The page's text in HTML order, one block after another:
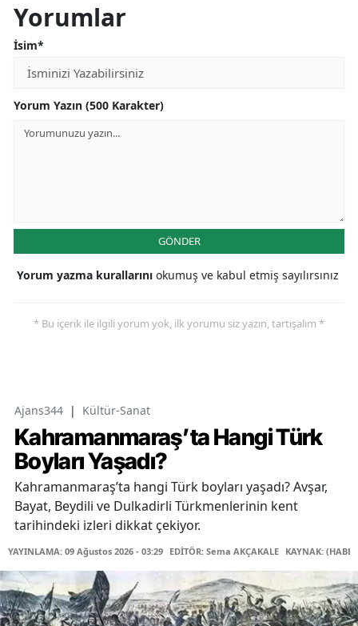
Yorumlar
İsim*
Yorum Yazın (500 Karakter)
GÖNDER
Yorum yazma kurallarını okumuş ve kabul etmiş sayılırsınız
* Bu içerik ile ilgili yorum yok, ilk yorumu siz yazın, tartışalım *
Ajans344 | Kültür-Sanat
Kahramanmaraş’ta Hangi Türk
Boyları Yaşadı?
Kahramanmaraş’ta hangi Türk boyları yaşadı? Avşar,
Bayat, Beydili ve Dulkadirli Türkmenlerinin kent
tarihindeki izleri dikkat çekiyor.
YAYINLAMA: 09 Ağustos 2026 - 03:29 EDİTÖR: Sema AKÇAKALE KAYNAK: